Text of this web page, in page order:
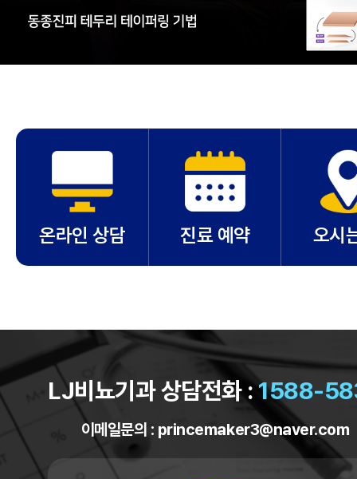
온라인 상담 진료 예약 오시
LJ비뇨기과 상담전화 :1588-
이메일문의 : princemaker3@naver.com